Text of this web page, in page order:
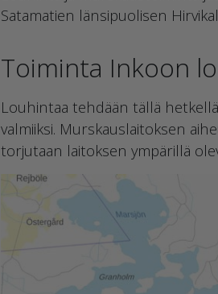
Satamatien länsipuolisen
Toiminta Inkoon
Louhintaa tehdään tällä
valmiiksi. Murskauslaitoksen
torjutaan laitoksen ympärillä